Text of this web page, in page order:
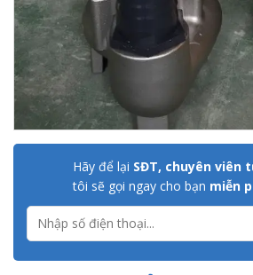
Hãy để lại SĐT, chuyên viên
tôi sẽ gọi ngay cho bạn miễn